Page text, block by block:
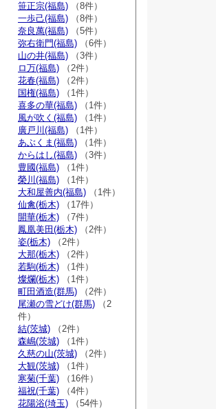
笹正宗(福島) （8件）
一歩己(福島) （8件）
奈良萬(福島) （5件）
弥右衛門(福島) （6件）
山の井(福島) （3件）
ロ万(福島) （2件）
花春(福島) （2件）
国権(福島) （1件）
喜多の華(福島) （1件）
風が吹く(福島) （1件）
廣戸川(福島) （1件）
あぶくま(福島) （1件）
からはし(福島) （3件）
豊國(福島) （1件）
榮川(福島) （1件）
大和屋善内(福島) （1件）
仙禽(栃木) （17件）
開華(栃木) （7件）
鳳凰美田(栃木) （2件）
姿(栃木) （2件）
大那(栃木) （2件）
若駒(栃木) （1件）
燦爛(栃木) （1件）
町田酒造(群馬) （2件）
尾瀬の雪どけ(群馬) （2
件）
結(茨城) （2件）
森嶋(茨城) （1件）
久慈の山(茨城) （2件）
大観(茨城) （1件）
寒菊(千葉) （16件）
福祝(千葉) （4件）
花陽浴(埼玉) （54件）